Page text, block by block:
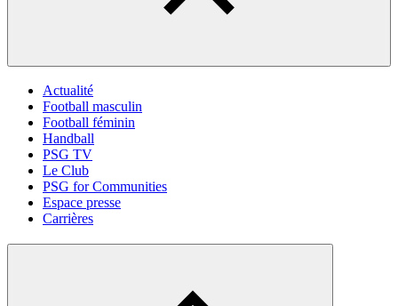
Actualité
Football masculin
Football féminin
Handball
PSG TV
Le Club
PSG for Communities
Espace presse
Carrières